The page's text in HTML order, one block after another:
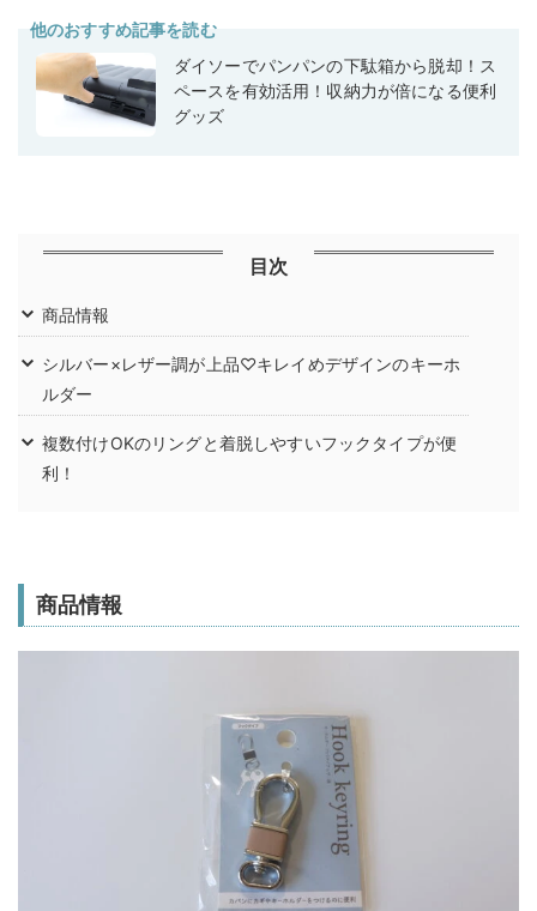
他のおすすめ記事を読む
ダイソーでパンパンの下駄箱から脱却！ス
ペースを有効活用！収納力が倍になる便利
グッズ
目次
商品情報
シルバー×レザー調が上品♡キレイめデザインのキーホ
ルダー
複数付けOKのリングと着脱しやすいフックタイプが便
利！
商品情報